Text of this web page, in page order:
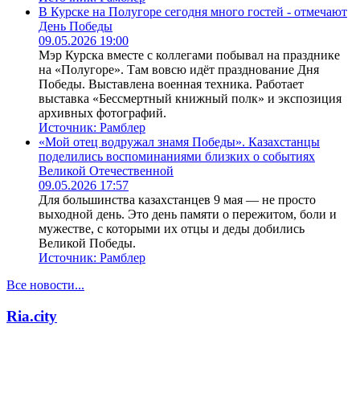
В Курске на Полугоре сегодня много гостей - отмечают
День Победы
09.05.2026 19:00
Мэр Курска вместе с коллегами побывал на празднике
на «Полугоре». Там вовсю идёт празднование Дня
Победы. Выставлена военная техника. Работает
выставка «Бессмертный книжный полк» и экспозиция
архивных фотографий.
Источник: Рамблер
«Мой отец водружал знамя Победы». Казахстанцы
поделились воспоминаниями близких о событиях
Великой Отечественной
09.05.2026 17:57
Для большинства казахстанцев 9 мая — не просто
выходной день. Это день памяти о пережитом, боли и
мужестве, с которыми их отцы и деды добились
Великой Победы.
Источник: Рамблер
Все новости...
Ria.city